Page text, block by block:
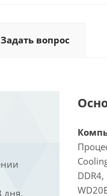
Задать вопрос
дня.